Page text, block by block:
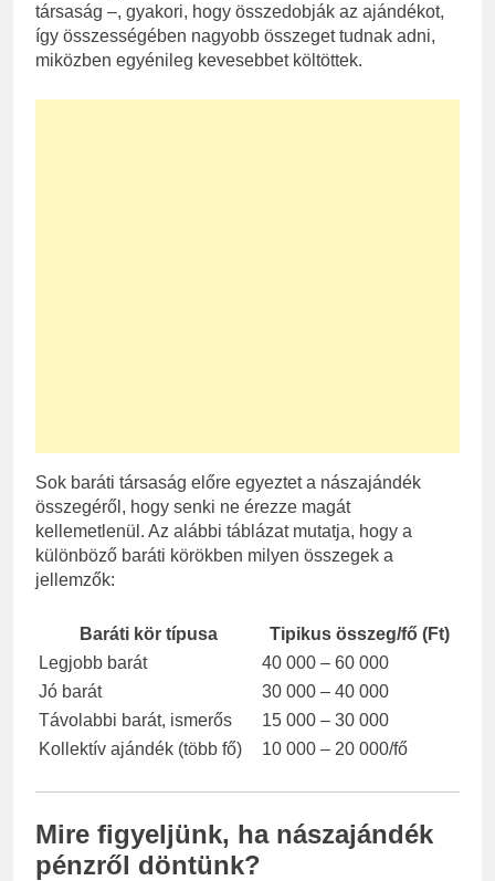
társaság –, gyakori, hogy összedobják az ajándékot,
így összességében nagyobb összeget tudnak adni,
miközben egyénileg kevesebbet költöttek.
Sok baráti társaság előre egyeztet a nászajándék
összegéről, hogy senki ne érezze magát
kellemetlenül. Az alábbi táblázat mutatja, hogy a
különböző baráti körökben milyen összegek a
jellemzők:
Baráti kör típusa
Tipikus összeg/fő (Ft)
Legjobb barát
40 000 – 60 000
Jó barát
30 000 – 40 000
Távolabbi barát, ismerős
15 000 – 30 000
Kollektív ajándék (több fő)
10 000 – 20 000/fő
Mire figyeljünk, ha nászajándék
pénzről döntünk?